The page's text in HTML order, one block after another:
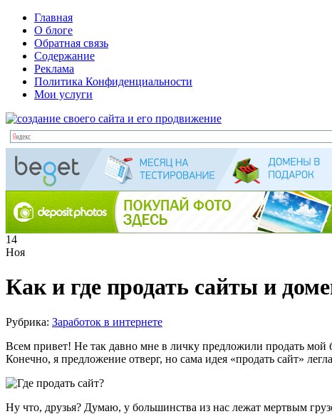
Главная
О блоге
Обратная связь
Содержание
Реклама
Политика Конфиденциальности
Мои услуги
14
Ноя
Как и где продать сайты и
Рубрика: Заработок в интернете
Всем привет! Не так давно мне в личку предложили продать мой
Конечно, я предложение отверг, но сама идея «продать сайт»
Ну что, друзья? Думаю, у большинства из нас лежат мертвым